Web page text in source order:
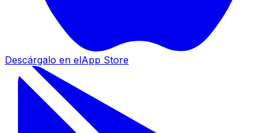
Descárgalo en elApp Store